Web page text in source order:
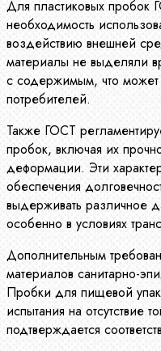
Для пластиковых пробок
необходимость
воздействию внешней
материалы не выделяли
с содержимым, что может
потребителей.
Также ГОСТ
пробок, включая их
деформации. Эти
обеспечения
выдерживать различное
особенно в условиях
Дополнительным
материалов санитарно-
Пробки для пищевой
испытания на отсутствие
подтверждается